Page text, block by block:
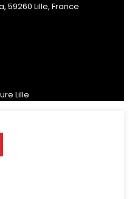
59260 Lille, France
Lille